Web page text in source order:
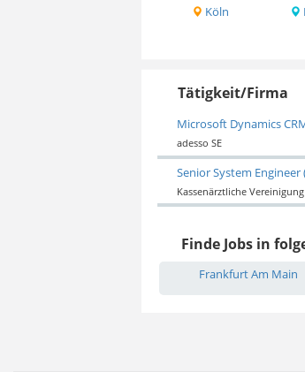
Köln
Tätigkeit/Firma
Microsoft Dynamics
adesso SE
Senior System
Kassenärztliche
Finde Jobs in
Frankfurt Am Main